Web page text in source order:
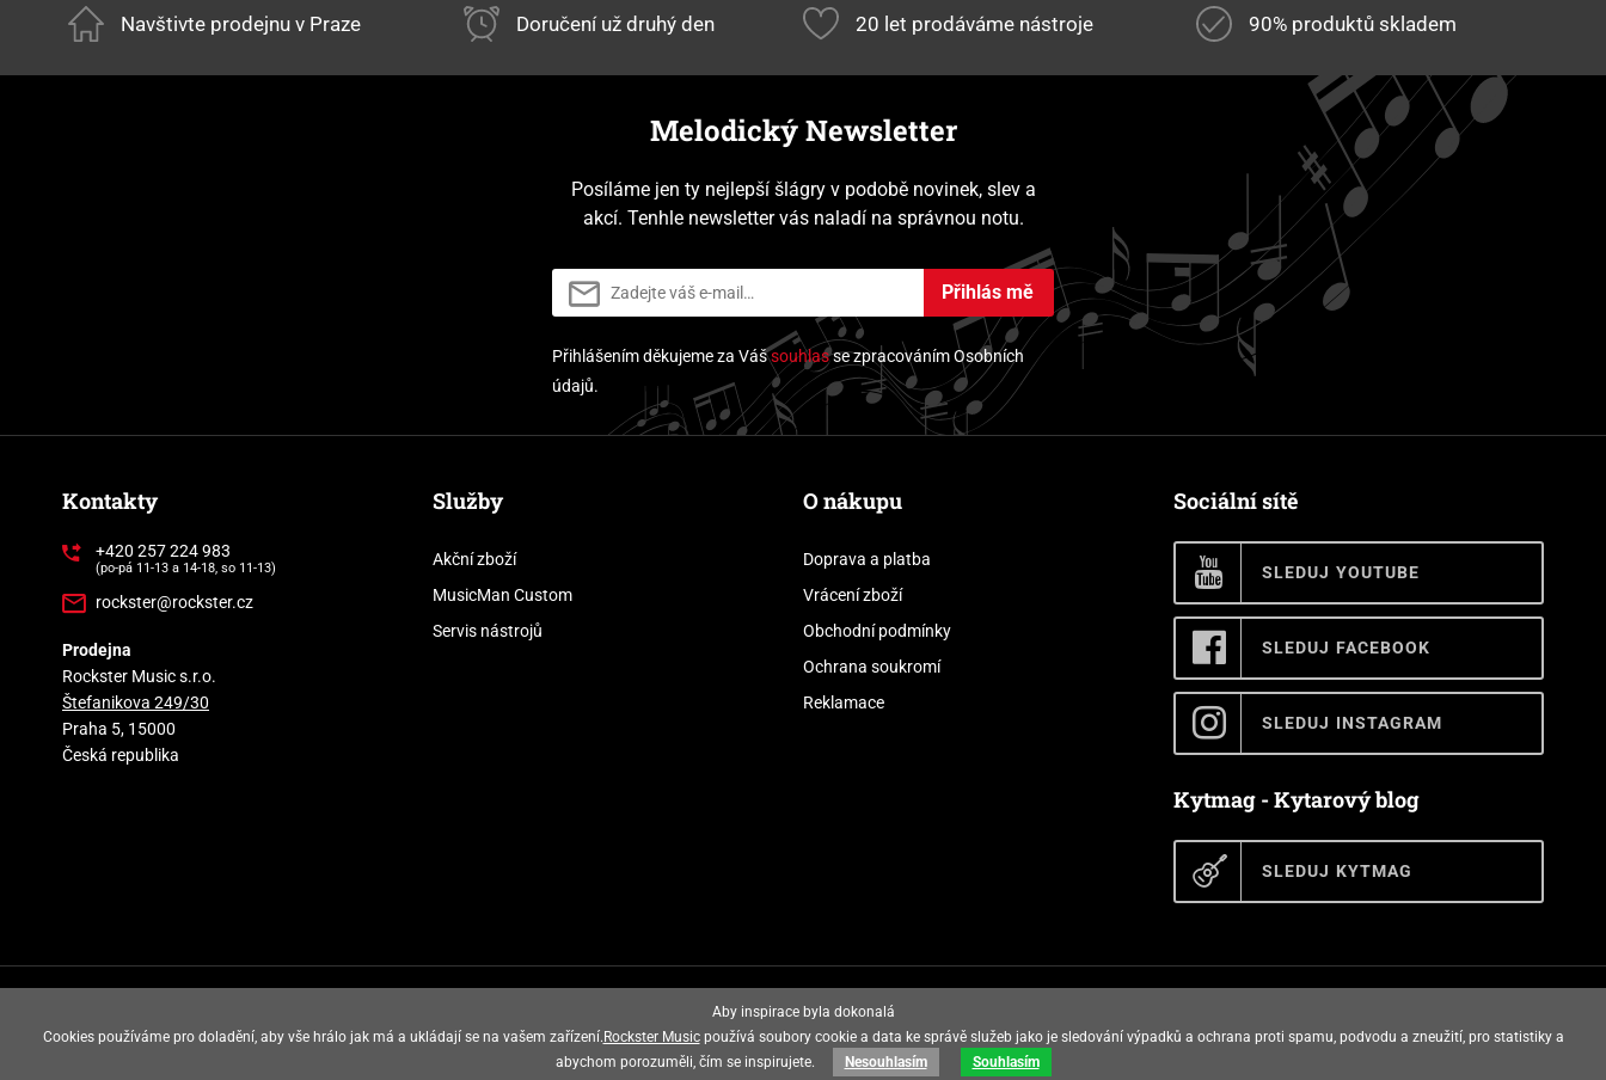
Navštivte prodejnu v Praze Doručení už druhý den 20 let prodáváme nástroje 90% produktů skladem
Melodický Newsletter
Posíláme jen ty nejlepší šlágry v podobě novinek, slev a
akcí. Tenhle newsletter vás naladí na správnou notu.
Přihlás mě
Přihlášením děkujeme za Vášsouhlasse zpracováním Osobních
údajů.
Kontakty
+420 257 224 983
(po-pá 11-13 a 14-18, so 11-13)
rockster@rockster.cz
Prodejna
Rockster Music s.r.o.
Štefanikova 249/30
Praha 5, 15000
Česká republika
Služby
Akční zboží
MusicMan Custom
Servis nástrojů
O nákupu
Doprava a platba
Vrácení zboží
Obchodní podmínky
Ochrana soukromí
Reklamace
Sociální sítě
SLEDUJ YOUTUBE
SLEDUJ FACEBOOK
SLEDUJ INSTAGRAM
Kytmag - Kytarový blog
SLEDUJ KYTMAG
Aby inspirace byla dokonalá
Cookies používáme pro doladění, aby vše hrálo jak má a ukládají se na vašem zařízení. Rockster Musicpoužívá soubory cookie a data ke správě služeb jako je sledování výpadků a ochrana proti spamu, podvodu a zneužití, pro statistiky a
abychom porozuměli, čím se inspirujete.
Nesouhlasím Souhlasím